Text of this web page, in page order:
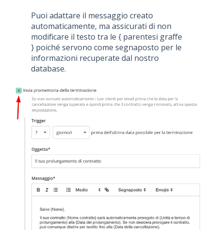
Puoi adattare il messaggio creato
automaticamente, ma assicurati di non
modificare il testo tra le { parentesi graffe
} poiché servono come segnaposto per le
informazioni recuperate dal nostro
database.